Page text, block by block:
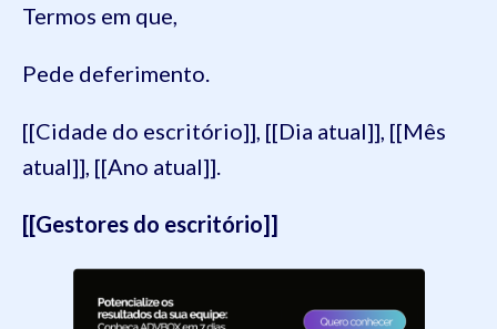
Termos em que,
Pede deferimento.
[[Cidade do escritório]], [[Dia atual]], [[Mês
atual]], [[Ano atual]].
[[Gestores do escritório]]